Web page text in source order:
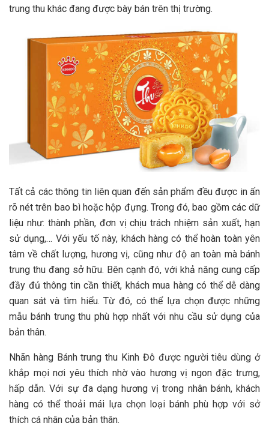
trung thu khác đang được bày bán trên thị trường.
Tất cả các thông tin liên quan đến sản phẩm đều được in ấn
rõ nét trên bao bì hoặc hộp đựng. Trong đó, bao gồm các dữ
liệu như: thành phần, đơn vị chịu trách nhiệm sản xuất, hạn
sử dụng,… Với yếu tố này, khách hàng có thể hoàn toàn yên
tâm về chất lượng, hương vị, cũng như độ an toàn mà bánh
trung thu đang sở hữu. Bên cạnh đó, với khả năng cung cấp
đầy đủ thông tin cần thiết, khách mua hàng có thể dễ dàng
quan sát và tìm hiểu. Từ đó, có thể lựa chọn được những
mẫu bánh trung thu phù hợp nhất với nhu cầu sử dụng của
bản thân.
Nhãn hàng Bánh trung thu Kinh Đô được người tiêu dùng ở
khắp mọi nơi yêu thích nhờ vào hương vị ngon đặc trưng,
hấp dẫn. Với sự đa dạng hương vị trong nhân bánh, khách
hàng có thể thoải mái lựa chọn loại bánh phù hợp với sở
thích cá nhân của bản thân.